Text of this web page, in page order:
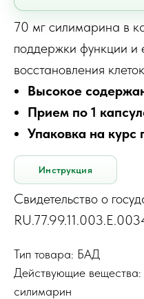
70 мг силимарина в
поддержки функции и
восстановления
Высокое
Прием по 1
Упаковка на курс
Инструкция
Свидетельство о
Тип товара: БАД
Действующие
силимарин